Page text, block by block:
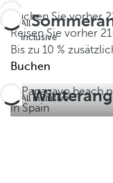
All
inclusive
Buchen Sie vorher
Reisen Sie vorher
Bis zu 10 %
Buchen
All inclusive